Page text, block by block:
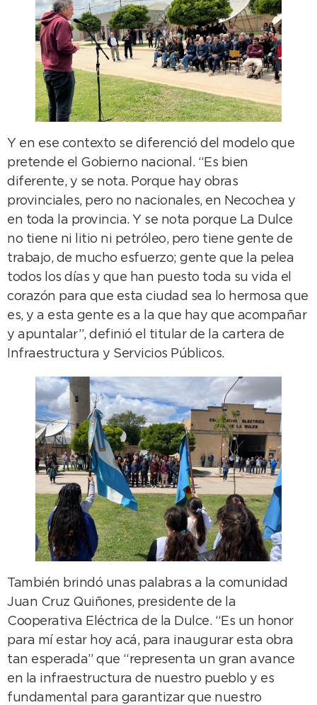
Y en ese contexto se diferenció del modelo que
pretende el Gobierno nacional. “Es bien
diferente, y se nota. Porque hay obras
provinciales, pero no nacionales, en Necochea y
en toda la provincia. Y se nota porque La Dulce
no tiene ni litio ni petróleo, pero tiene gente de
trabajo, de mucho esfuerzo; gente que la pelea
todos los días y que han puesto toda su vida el
corazón para que esta ciudad sea lo hermosa que
es, y a esta gente es a la que hay que acompañar
y apuntalar”, definió el titular de la cartera de
Infraestructura y Servicios Públicos.
También brindó unas palabras a la comunidad
Juan Cruz Quiñones, presidente de la
Cooperativa Eléctrica de la Dulce. “Es un honor
para mí estar hoy acá, para inaugurar esta obra
tan esperada” que “representa un gran avance
en la infraestructura de nuestro pueblo y es
fundamental para garantizar que nuestro